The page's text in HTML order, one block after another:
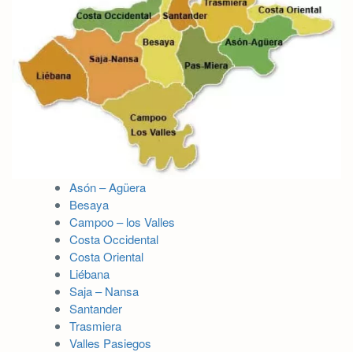
Asón – Agüera
Besaya
Campoo – los Valles
Costa Occidental
Costa Oriental
Liébana
Saja – Nansa
Santander
Trasmiera
Valles Pasiegos